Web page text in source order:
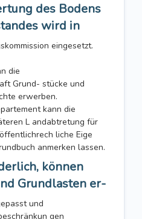
des Bodens
wird in
eingesetzt.
die
Grund- stücke und
erwerben.
kann die
L andabtretung für
liche Eige
anmerken lassen.
können
Grundlasten er-
und
gen